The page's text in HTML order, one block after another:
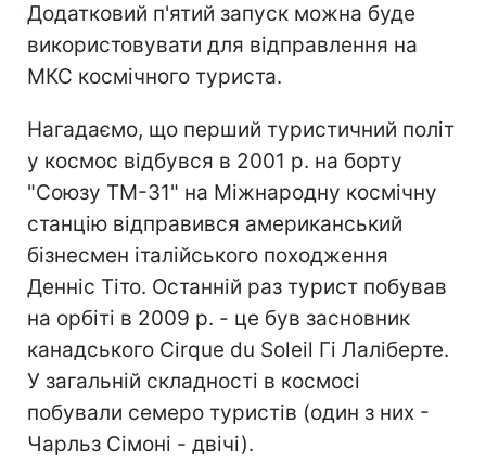
Додатковий п'ятий запуск можна буде
використовувати для відправлення на
МКС космічного туриста.
Нагадаємо, що перший туристичний політ
у космос відбувся в 2001 р. на борту
"Союзу ТМ-31" на Міжнародну космічну
станцію відправився американський
бізнесмен італійського походження
Денніс Тіто. Останній раз турист побував
на орбіті в 2009 р. - це був засновник
канадського Cirque du Soleil Гі Лаліберте.
У загальній складності в космосі
побували семеро туристів (один з них -
Чарльз Сімоні - двічі).